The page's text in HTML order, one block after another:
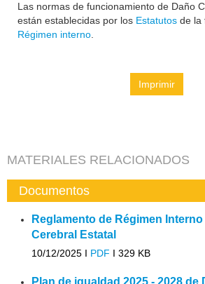
Las normas de funcionamiento de Daño
están establecidas por los Estatutos de la
Régimen interno
Imprimir
MATERIALES RELACIONADOS
Documentos
Reglamento de Régimen
Cerebral Estatal
10/12/2025 I PDF I 329 KB
Plan de igualdad 2025 - 2028 de